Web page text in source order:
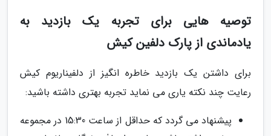
توصیه هایی برای تجربه یک بازدید به
یادماندی از پارک دلفین کیش
برای داشتن یک بازدید خاطره انگیز از دلفیناریوم کیش
رعایت چند نکته یاری می نماید تجربه بهتری داشته باشید:
پیشنهاد می گردد که حداقل از ساعت 15:30 در مجموعه